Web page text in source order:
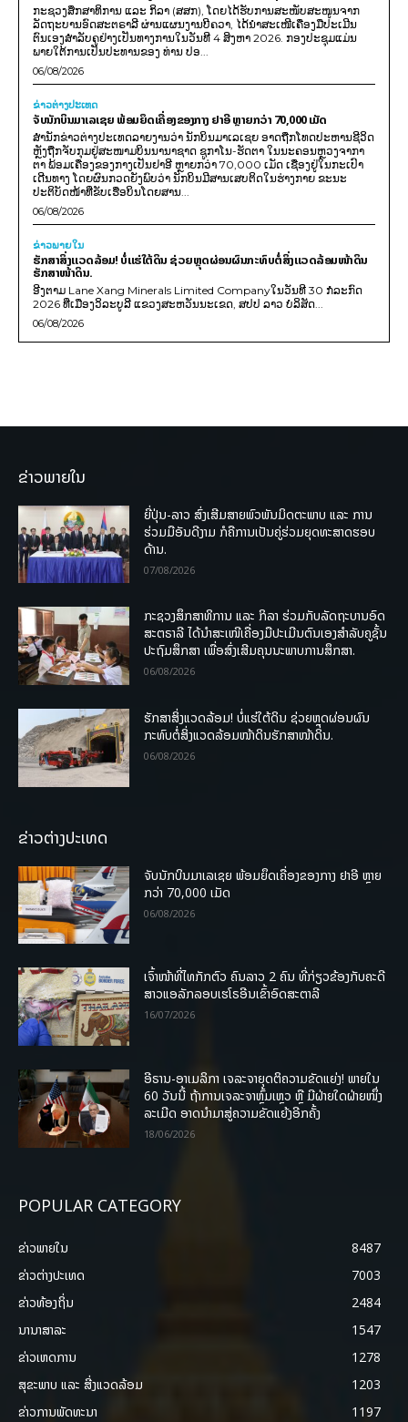
ກະຊວງສຶກສາທິການ ແລະ ກິລາ (ສສກ), ໂດຍໄດ້ຮັບການສະໜັບສະໜູນຈາກ
ລັດຖະບານອົດສະຕຣາລີ ຜ່ານແຜນງານບີຄວາ, ໄດ້ນຳສະເໜີເຄື່ອງມືປະເມີນ
ຕົນເອງສຳລັບຄູຢ່າງເປັນທາງການໃນວັນທີ 4 ສິງຫາ 2026. ກອງປະຊຸມແມ່ນ
ພາຍໃຕ້ການເປັນປະທານຂອງ ທ່ານ ປອ...
06/08/2026
ຂ່າວຕ່າງປະເທດ
ຈັບນັກບິນມາເລເຊຍ ພ້ອມຍຶດເຄື່ອງຂອງກາງ ຢາອີ ຫຼາຍກວ່າ 70,000 ເມັດ
ສຳນັກຂ່າວຕ່າງປະເທດລາຍງານວ່າ ນັກບິນມາເລເຊຍ ອາດຖືກໂທດປະຫານຊີວິດ
ຫຼັງຖືກຈັບກຸມຢູ່ສະໜາມບິນນານາຊາດ ຊູກາໂນ-ຮັດຕາ ໃນນະຄອນຫຼວງຈາກາ
ຕາ ພ້ອມເຄື່ອງຂອງກາງເປັນຢາອີ ຫຼາຍກວ່າ 70,000 ເມັດ ເຊື່ອງຢູ່ໃນກະເປົາ
ເດີນທາງ ໂດຍຜົນກວດຍັງພົບວ່າ ນັກບິນມີສານເສບຕິດໃນຮ່າງກາຍ ຂະນະ
ປະຕິບັດໜ້າທີ່ຂັບເຮືອບິນໂດຍສານ...
06/08/2026
ຂ່າວພາຍ​ໃນ
ຮັກສາສິ່ງແວດລ້ອມ! ບໍ່ແຮ່ໃຕ້ດິນ ຊ່ວຍຫຼຸດຜ່ອນຜົນກະທົບຕໍ່ສິ່ງແວດລ້ອມໜ້າດິນ
ຮັກສາໜ້າດິນ.
ອີງຕາມ Lane Xang Minerals Limited Companyໃນວັນທີ 30 ກໍລະກົດ
2026 ທີ່ເມືອງວິລະບູລີ ແຂວງສະຫວັນນະເຂດ, ສປປ ລາວ ບໍລິສັດ...
06/08/2026
ຂ່າວພາຍໃນ
ຍີ່ປຸ່ນ-ລາວ ສົ່ງເສີມສາຍພົວພັນມິດຕະພາບ ແລະ ການ
ຮ່ວມມືອັນດີງາມ ກໍຄືການເປັນຄູ່ຮ່ວມຍຸດທະສາດຮອບ
ດ້ານ.
07/08/2026
ກະຊວງສຶກສາທິການ ແລະ ກິລາ ຮ່ວມກັບລັດຖະບານອົດ
ສະຕຣາລີ ໄດ້ນຳສະເໜີເຄື່ອງມືປະເມີນຕົນເອງສຳລັບຄູຊັ້ນ
ປະຖົມສຶກສາ ເພື່ອສົ່ງເສີມຄຸນນະພາບການສຶກສາ.
06/08/2026
ຮັກສາສິ່ງແວດລ້ອມ! ບໍ່ແຮ່ໃຕ້ດິນ ຊ່ວຍຫຼຸດຜ່ອນຜົນ
ກະທົບຕໍ່ສິ່ງແວດລ້ອມໜ້າດິນຮັກສາໜ້າດິນ.
06/08/2026
ຂ່າວຕ່າງປະເທດ
ຈັບນັກບິນມາເລເຊຍ ພ້ອມຍຶດເຄື່ອງຂອງກາງ ຢາອີ ຫຼາຍ
ກວ່າ 70,000 ເມັດ
06/08/2026
ເຈົ້າໜ້າທີ່ໄທກັກຕົວ ຄົນລາວ 2 ຄົນ ທີ່ກ່ຽວຂ້ອງກັບຄະດີ
ສາວແອລັກລອບເຮໂຣອີນເຂົ້າອົດສະຕາລີ
16/07/2026
ອີຣານ-ອາເມລິກາ ເຈລະຈາຍຸດຕິຄວາມຂັດແຍ່ງ! ພາຍໃນ
60 ວັນນີ້ ຖ້າການເຈລະຈາຫຼົ້ມເຫຼວ ຫຼື ມີຝ່າຍໃດຝ່າຍໜຶ່ງ
ລະເມີດ ອາດນໍາມາສູ່ຄວາມຂັດແຍ້ງອີກຄັ້ງ
18/06/2026
POPULAR CATEGORY
ຂ່າວພາຍ​ໃນ
8487
ຂ່າວຕ່າງປະເທດ
7003
ຂ່າວທ້ອງຖິ່ນ
2484
ນານາສາລະ
1547
ຂ່າວເຫດການ
1278
ສຸຂະພາບ ແລະ ສີ່ງແວດລ້ອມ
1203
ຂ່າວການພັດທະນາ
1197